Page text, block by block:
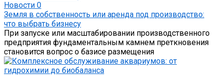
Новости 0
Земля в собственность или аренда под производство:
что выбрать бизнесу
При запуске или масштабировании производственного
предприятия фундаментальным камнем преткновения
становится вопрос о базисе размещения